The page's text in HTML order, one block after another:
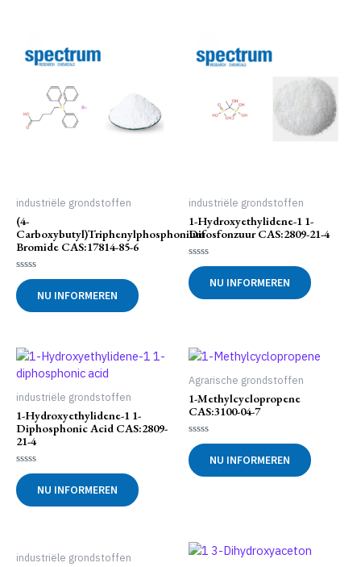
industriële grondstoffen
(4-
Carboxybutyl)triphenylphosphonium
Bromide CAS:17814-85-6
Gewaardeerd
0
uit
5
NU INFORMEREN
industriële grondstoffen
1-Hydroxyethylidene-1 1-
Difosfonzuur CAS:2809-21-4
Gewaardeerd
0
uit
5
NU INFORMEREN
industriële grondstoffen
1-Hydroxyethylidene-1 1-
Diphosphonic Acid CAS:2809-
21-4
Gewaardeerd
0
uit
5
NU INFORMEREN
Agrarische grondstoffen
1-Methylcyclopropene
CAS:3100-04-7
Gewaardeerd
0
uit
5
NU INFORMEREN
industriële grondstoffen